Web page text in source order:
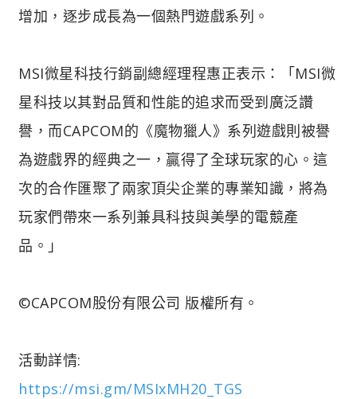
增加，逐步成長為一個熱門遊戲系列。
MSI微星科技行銷副總經理程惠正表示：「MSI微
星科技以其對品質和性能的追求而受到廣泛讚
譽，而CAPCOM的《魔物獵人》系列遊戲則被譽
為遊戲界的經典之一，贏得了全球玩家的心。這
次的合作匯聚了兩家頂尖企業的專業知識，將為
玩家們帶來一系列兼具科技與美學的電競產
品。」
©CAPCOM股份有限公司 版權所有。
活動詳情:
https://msi.gm/MSIxMH20_TGS